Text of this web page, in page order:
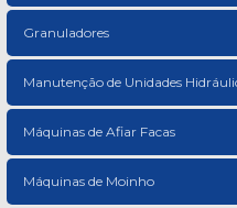
Granuladores
Manutenção de Unidades
Máquinas de Afiar Facas
Máquinas de Moinho